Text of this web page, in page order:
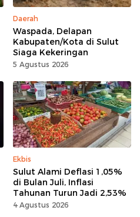
Daerah
Waspada, Delapan
Kabupaten/Kota di Sulut
Siaga Kekeringan
5 Agustus 2026
Ekbis
Sulut Alami Deflasi 1,05%
di Bulan Juli, Inflasi
Tahunan Turun Jadi 2,53%
4 Agustus 2026